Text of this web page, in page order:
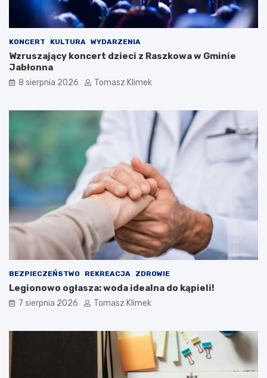
KONCERT KULTURA WYDARZENIA
Wzruszający koncert dzieci z Raszkowa w Gminie
Jabłonna
8 sierpnia 2026 Tomasz Klimek
BEZPIECZEŃSTWO REKREACJA ZDROWIE
Legionowo ogłasza: woda idealna do kąpieli!
7 sierpnia 2026 Tomasz Klimek